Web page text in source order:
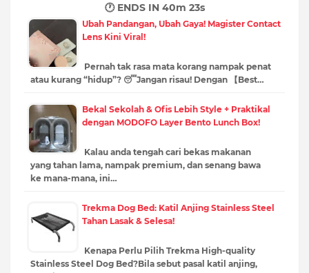
🕐 ENDS IN 40m 22s
Ubah Pandangan, Ubah Gaya! Magister Contact
Lens Kini Viral!
Pernah tak rasa mata korang nampak penat
atau kurang “hidup”? 😴Jangan risau! Dengan 【Best…
Bekal Sekolah & Ofis Lebih Style + Praktikal
dengan MODOFO Layer Bento Lunch Box!
Kalau anda tengah cari bekas makanan
yang tahan lama, nampak premium, dan senang bawa
ke mana-mana, ini…
Trekma Dog Bed: Katil Anjing Stainless Steel
Tahan Lasak & Selesa!
Kenapa Perlu Pilih Trekma High-quality
Stainless Steel Dog Bed?Bila sebut pasal katil anjing,